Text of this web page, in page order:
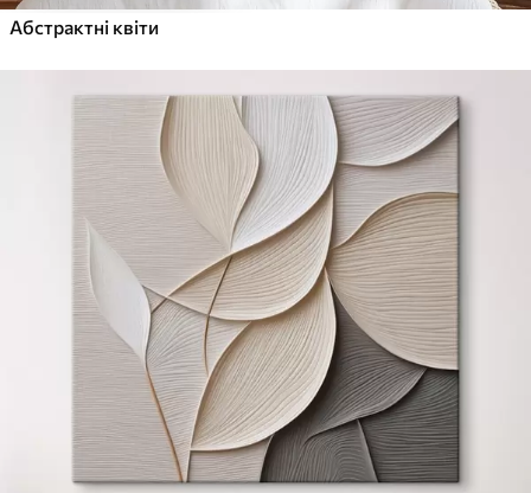
Абстрактні квіти